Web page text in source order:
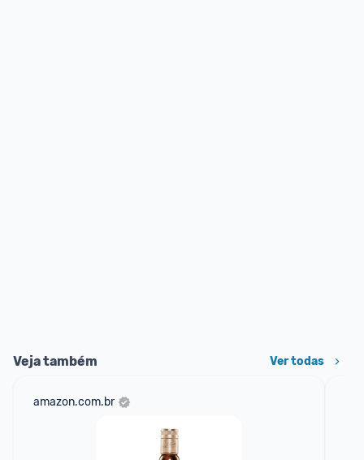
Veja também Ver todas
amazon.com.br